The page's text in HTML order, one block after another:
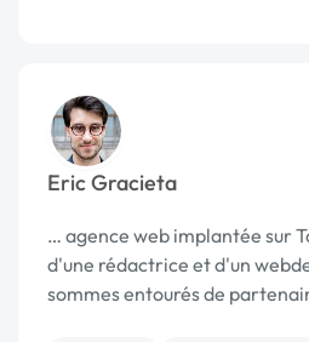
Eric Gracieta
… agence web implantée sur
d'une rédactrice et d'un
sommes entourés de